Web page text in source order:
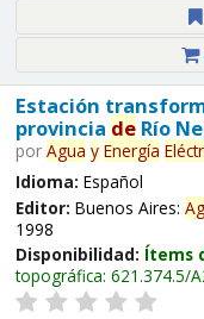
Estación
provincia deRío
por Agua y Energía
Idioma: Español
Editor: Buenos Aires:
1998
Disponibilidad: Ítems
topográfica: 621.374.5/